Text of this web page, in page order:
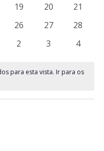
019
0
20
0
21
0
26
0
27
0
28
0
2
0
3
0
4
para esta vista. Ir para os